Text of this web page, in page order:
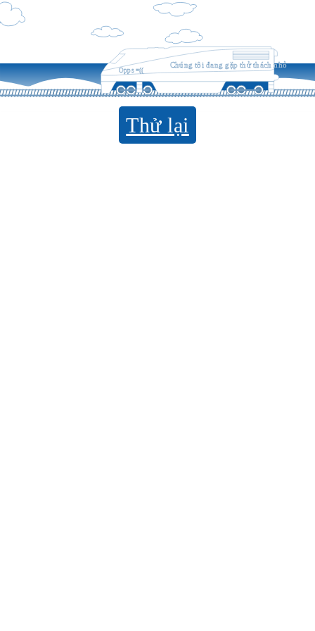
Opps =((
Chúng tôi đang gặp thử thách nhỏ
Thử lại